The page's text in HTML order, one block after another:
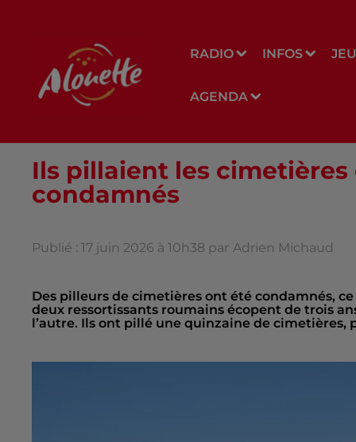
RADIO INFOS
AGENDA
Ils pillaient les cimetières
condamnés
Publié : 17 juin 2026 à 10h38 par Adrien Michaud
Des pilleurs de cimetières ont été condamnés,
deux ressortissants roumains écopent de trois
l’autre. Ils ont pillé une quinzaine de cimetières,